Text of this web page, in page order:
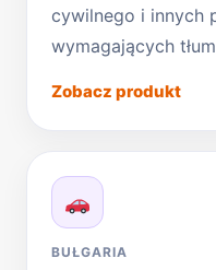
cywilnego i innych
wymagających
Zobacz produkt
BUŁGARIA